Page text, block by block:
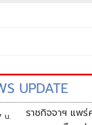
UPDATE
น.
ราชกิจจาฯ แพ